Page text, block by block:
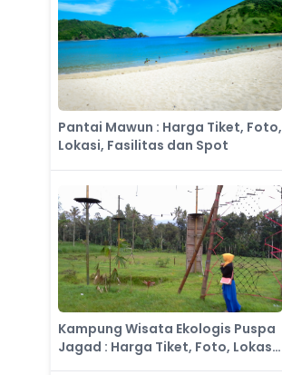
Pantai Mawun : Harga Tiket, Foto,
Lokasi, Fasilitas dan Spot
Kampung Wisata Ekologis Puspa
Jagad : Harga Tiket, Foto, Lokasi,